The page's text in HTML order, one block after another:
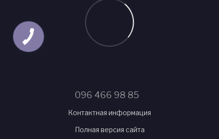
096 466 98 85
Контактная информация
Полная версия сайта